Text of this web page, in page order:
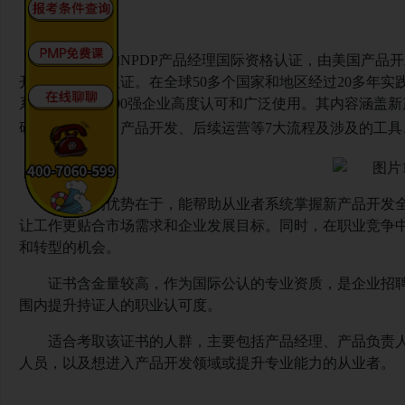
光环国际的NPDP产品经理国际资格认证，由美国产品
开发领域专业认证。在全球50多个国家和地区经过20多年
系，得到全球500强企业高度认可和广泛使用。其内容涵盖
研、商业分析、产品开发、后续运营等7大流程及涉及的工
该认证的优势在于，能帮助从业者系统掌握新产品开
让工作更贴合市场需求和企业发展目标。同时，在职业竞争
和转型的机会。
证书含金量较高，作为国际公认的专业资质，是企业
围内提升持证人的职业认可度。
适合考取该证书的人群，主要包括产品经理、产品负
人员，以及想进入产品开发领域或提升专业能力的从业者。